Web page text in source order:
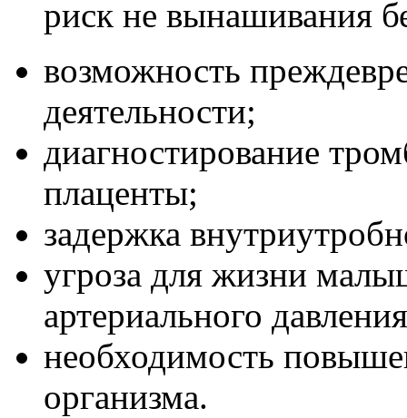
риск не вынашивания
возможность
деятельности;
диагностирование
плаценты;
задержка
угроза для жизни
артериального
необходимость
организма.